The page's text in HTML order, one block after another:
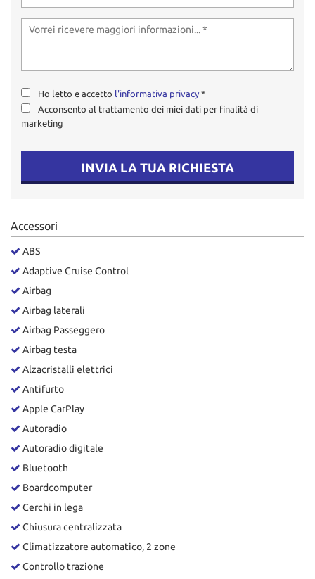
Ho letto e accetto l'informativa privacy *
Acconsento al trattamento dei miei dati per finalità di
marketing
INVIA LA TUA RICHIESTA
Accessori
ABS
Adaptive Cruise Control
Airbag
Airbag laterali
Airbag Passeggero
Airbag testa
Alzacristalli elettrici
Antifurto
Apple CarPlay
Autoradio
Autoradio digitale
Bluetooth
Boardcomputer
Cerchi in lega
Chiusura centralizzata
Climatizzatore automatico, 2 zone
Controllo trazione
Cookie per il miglioramento dell'esperienza utente
Cookie di marketing
policy
le